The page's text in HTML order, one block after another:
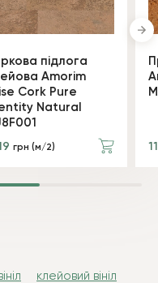
підлога
Amorim
Cork Pure
Natural
грн (м/2)
клейовий вініл